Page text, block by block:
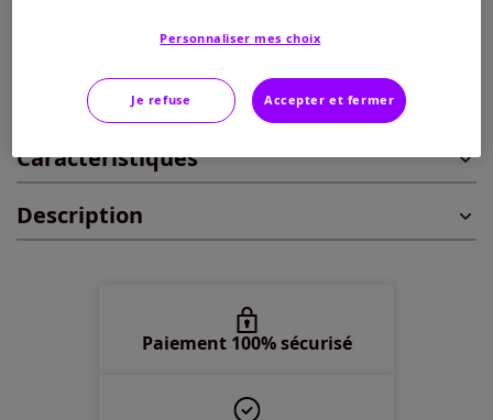
épuisé
46 -épuisé
48 -En stock
Ajouter au panier
Caractéristiques
Description
Paiement 100% sécurisé
Personnaliser mes choix
Je refuse Accepter et fermer